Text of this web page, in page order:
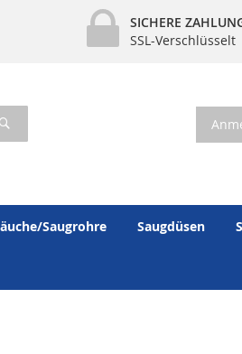
SICHERE
SSL-Verschlüsselt
Saugrohre Saugdüsen